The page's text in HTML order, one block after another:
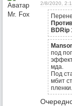
2/8/2020,
BDRip
под
мда.
Под
мбит